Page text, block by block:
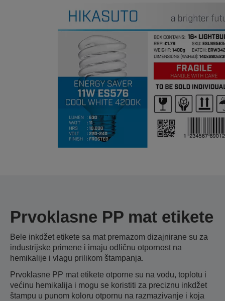
Prvoklasne PP mat etikete
Bele inkdžet etikete sa mat premazom dizajnirane su za
industrijske primene i imaju odličnu otpornost na
hemikalije i vlagu prilikom štampanja.
Prvoklasne PP mat etikete otporne su na vodu, toplotu i
većinu hemikalija i mogu se koristiti za preciznu inkdžet
štampu u punom koloru otpornu na razmazivanje i koja